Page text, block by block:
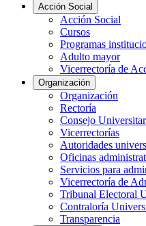
Acción Social
Acción Social
Cursos
Programas
Adulto mayor
Vicerrectoría de
Organización
Organización
Rectoría
Consejo
Vicerrectorías
Autoridades
Oficinas
Servicios para
Vicerrectoría de
Tribunal Electoral
Contraloría
Transparencia